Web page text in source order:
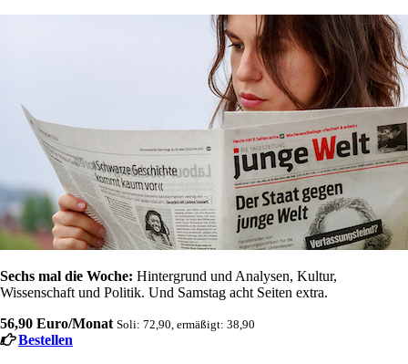
Sechs mal die Woche: Hintergrund und Analysen, Kultur,
Wissenschaft und Politik. Und Samstag acht Seiten extra.
56,90 Euro/Monat Soli: 72,90, ermäßigt: 38,90
Bestellen